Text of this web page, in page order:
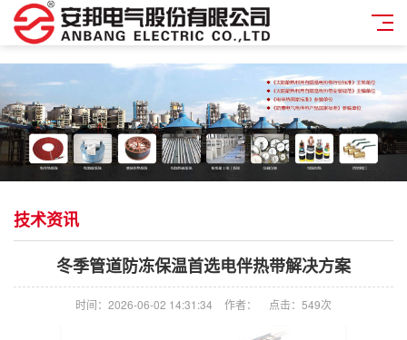
技术资讯
冬季管道防冻保温首选电伴热带解决方案
时间：2026-06-02 14:31:34 作者： 点击： 549次